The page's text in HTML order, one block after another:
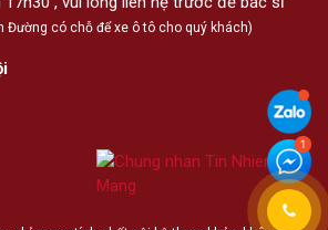
Đường có chỗ để xe ô tô cho quý khách)